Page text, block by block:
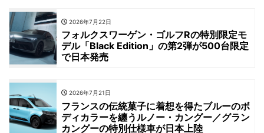
2026年7月22日
フォルクスワーゲン・ゴルフRの特別限定モ
デル「Black Edition」の第2弾が500台限定
で日本発売
2026年7月21日
フランスの伝統菓子に着想を得たブルーのボ
ディカラーを纏うルノー・カングー／グラン
カングーの特別仕様車が日本上陸